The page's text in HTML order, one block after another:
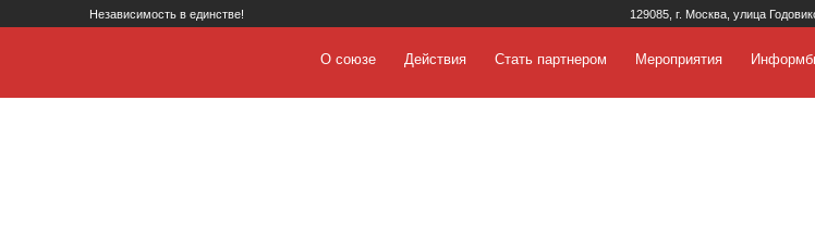
Независимость в единстве! 129085, г. Москва, улица
О союзе Действия Стать партнером Мероприятия